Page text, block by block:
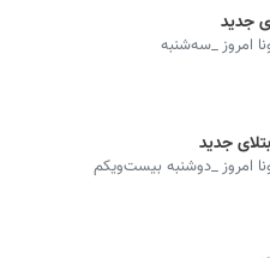
امروز _سه‌شنبه
امروز _دوشنبه بیست‌ویکم